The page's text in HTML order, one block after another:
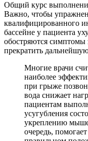
Общий курс
Важно, чтобы
квалифицированного
бассейне у пациента
обостряются симптомы
прекратить
Многие врачи
наиболее
при грыже
вода снижает
пациентам
усугубления
укреплению
очередь,